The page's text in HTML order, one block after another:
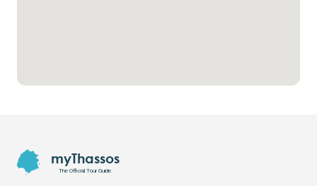
myThassos
The Official Tour Guide